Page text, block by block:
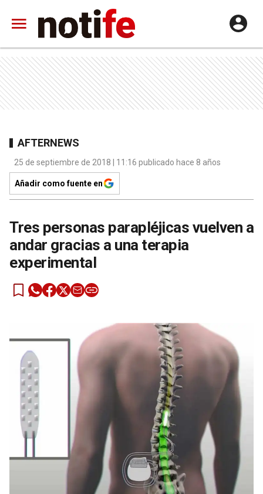
AFTERNEWS
25 de septiembre de 2018 | 11:16 publicado hace 8 años
Añadir como fuente en
Tres personas parapléjicas vuelven a
andar gracias a una terapia
experimental